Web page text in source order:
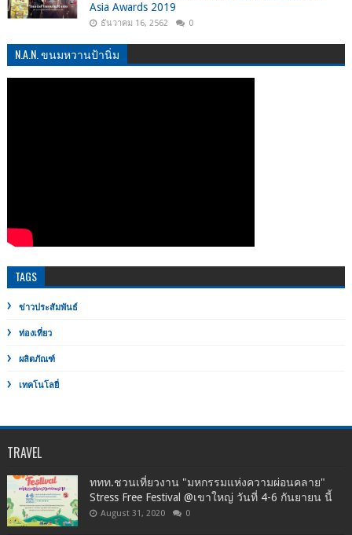
Asia Awards 2019
ธันวาคม 16, 2562 0
N.A.N. ขนมหวานป้านิ่ม
TAGS
ข่าวประสัมพันธ์
ท่องเที่ยว
ผลิตภัณฑ์
เทคโนโลยี่
TRAVEL
ททท.ชวนเที่ยวงาน "มหกรรมแห่งความผ่อนคลาย"
Stress Free Festival @เขาใหญ่ วันที่ 4-6 กันยายน นี้
August 31, 2020 0